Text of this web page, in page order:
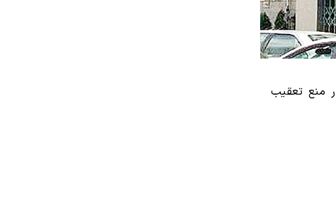
منع تعقیب